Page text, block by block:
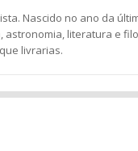
Nascido no ano da
astronomia, literatura e
livrarias.